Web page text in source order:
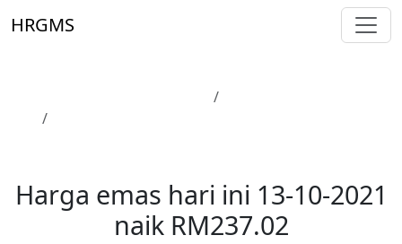
HRGMS
Harga emas hari ini 13-10-2021
naik RM237.02